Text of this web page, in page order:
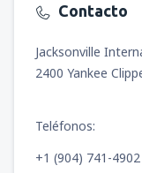
Contacto
Jacksonville
2400 Yankee
Teléfonos:
+1 (904) 741-4902